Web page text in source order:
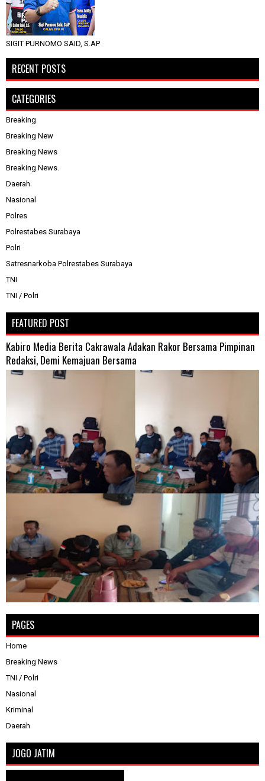
SIGIT PURNOMO SAID, S.AP
RECENT POSTS
CATEGORIES
Breaking
Breaking New
Breaking News
Breaking News.
Daerah
Nasional
Polres
Polrestabes Surabaya
Polri
Satresnarkoba Polrestabes Surabaya
TNI
TNI / Polri
FEATURED POST
Kabiro Media Berita Cakrawala Adakan Rakor Bersama Pimpinan
Redaksi, Demi Kemajuan Bersama
PAGES
Home
Breaking News
TNI / Polri
Nasional
Kriminal
Daerah
JOGO JATIM